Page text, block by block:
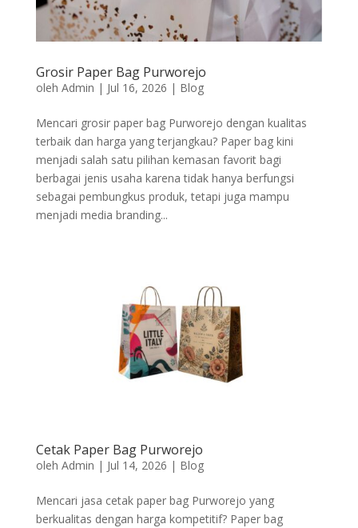
Grosir Paper Bag Purworejo
oleh Admin | Jul 16, 2026 | Blog
Mencari grosir paper bag Purworejo dengan kualitas
terbaik dan harga yang terjangkau? Paper bag kini
menjadi salah satu pilihan kemasan favorit bagi
berbagai jenis usaha karena tidak hanya berfungsi
sebagai pembungkus produk, tetapi juga mampu
menjadi media branding...
Cetak Paper Bag Purworejo
oleh Admin | Jul 14, 2026 | Blog
Mencari jasa cetak paper bag Purworejo yang
berkualitas dengan harga kompetitif? Paper bag